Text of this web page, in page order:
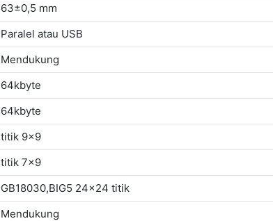
63±0,5 mm
Paralel atau USB
Mendukung
64kbyte
64kbyte
titik 9x9
titik 7x9
GB18030,BIG5 24x24 titik
Mendukung